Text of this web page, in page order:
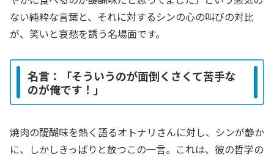
ない純粋な言葉と、それに対するシンの心の叫びの対比
が、笑いと哀愁を誘う名場面です。
名言：「そういうのが面倒くさくて苦手な
のが俺です！」
焼肉の醍醐味を熱く語るオトナリさんに対し、シンが静か
に、しかしきっぱりと放つこの一言。これは、彼の哲学の